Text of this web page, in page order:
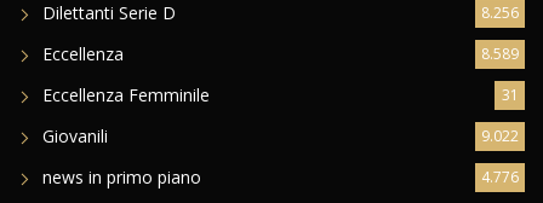
Dilettanti Serie D 8.256
Eccellenza 8.589
Eccellenza Femminile 31
Giovanili 9.022
news in primo piano 4.776